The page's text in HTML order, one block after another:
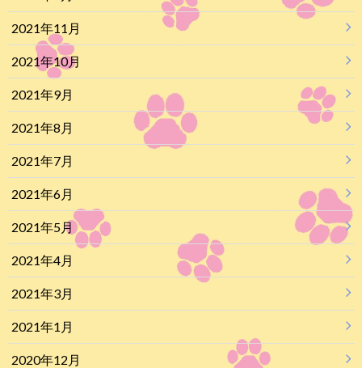
2021年11月
2021年10月
2021年9月
2021年8月
2021年7月
2021年6月
2021年5月
2021年4月
2021年3月
2021年1月
2020年12月